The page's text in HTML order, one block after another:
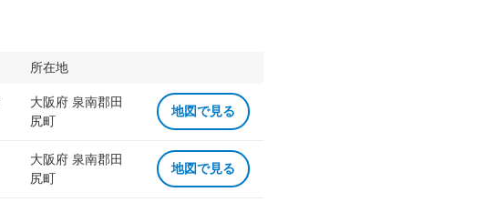
所在地
大阪府 泉南郡田
尻町
地図で見る
大阪府 泉南郡田
尻町
地図で見る